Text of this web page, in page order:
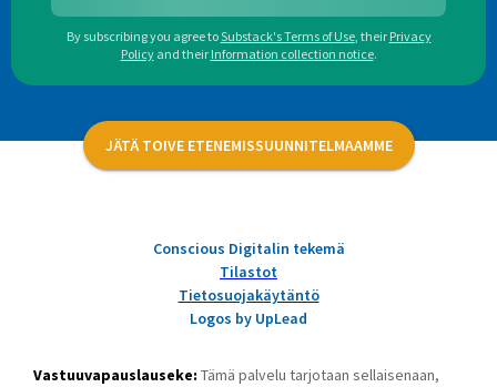
By subscribing you agree toSubstack's Terms of Use, their Privacy
Policy and their Information collection notice.
JÄTÄ TOIVE ETENEMISSUUNNITELMAAMME
Conscious Digitalin tekemä
Tilastot
Tietosuojakäytäntö
Logos by UpLead
Vastuuvapauslauseke: Tämä palvelu tarjotaan sellaisenaan,